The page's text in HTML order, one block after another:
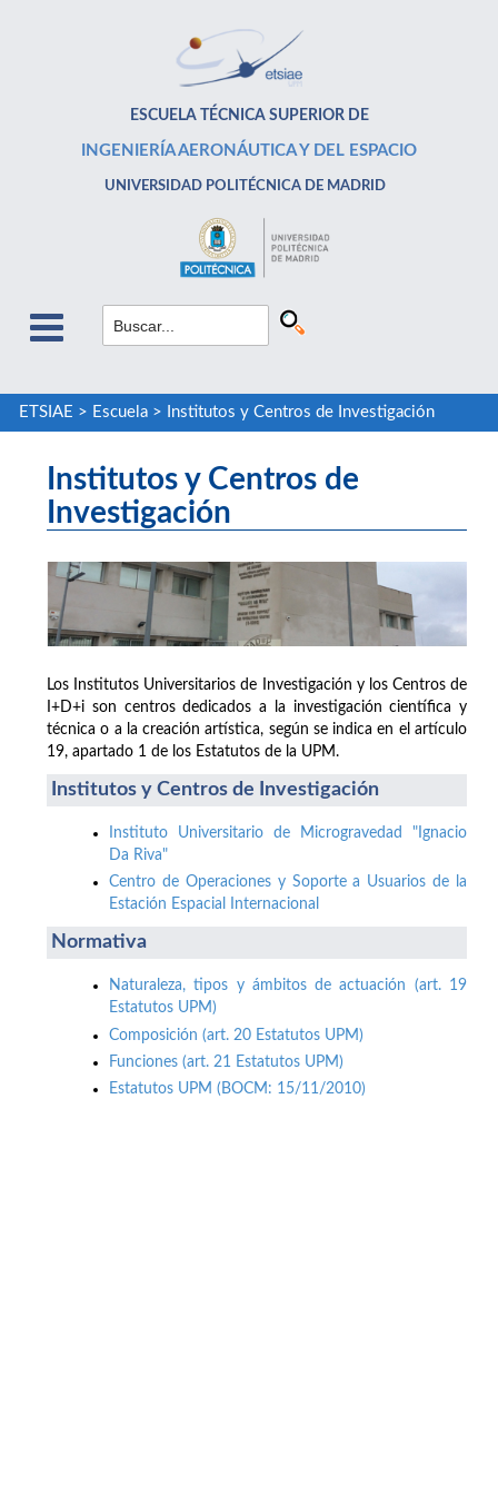
ESCUELA TÉCNICA SUPERIOR DE
INGENIERÍA AERONÁUTICA Y DEL ESPACIO
UNIVERSIDAD POLITÉCNICA DE MADRID
ETSIAE > Escuela> Institutos y Centros de Investigación
Institutos y Centros de
Investigación
Los Institutos Universitarios de Investigación y los Centros de
I+D+i son centros dedicados a la investigación científica y
técnica o a la creación artística, según se indica en el artículo
19, apartado 1 de los Estatutos de la UPM.
Institutos y Centros de Investigación
Instituto Universitario de Microgravedad "Ignacio
Da Riva"
Centro de Operaciones y Soporte a Usuarios de la
Estación Espacial Internacional
Normativa
Naturaleza, tipos y ámbitos de actuación (art. 19
Estatutos UPM)
Composición (art. 20 Estatutos UPM)
Funciones (art. 21 Estatutos UPM)
Estatutos UPM (BOCM: 15/11/2010)